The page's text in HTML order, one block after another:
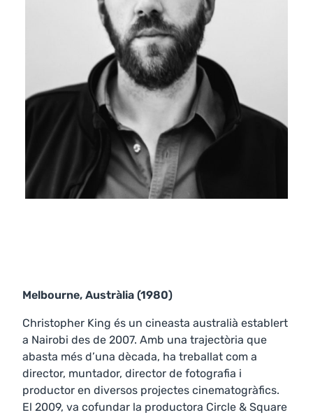
Melbourne, Austràlia (1980)
Christopher King és un cineasta australià establert
a Nairobi des de 2007. Amb una trajectòria que
abasta més d’una dècada, ha treballat com a
director, muntador, director de fotografia i
productor en diversos projectes cinematogràfics.
El 2009, va cofundar la productora Circle & Square